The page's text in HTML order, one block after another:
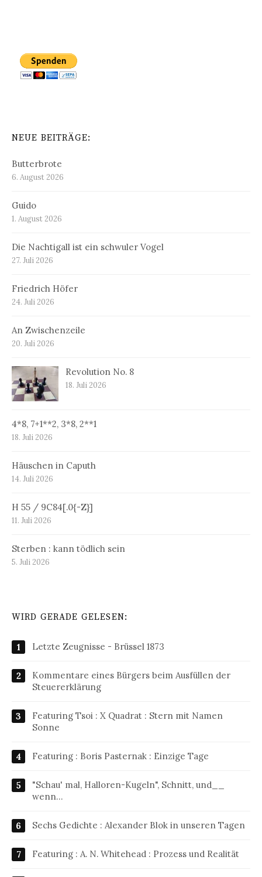
NEUE BEITRÄGE:
Butterbrote
6. August 2026
Guido
1. August 2026
Die Nachtigall ist ein schwuler Vogel
27. Juli 2026
Friedrich Höfer
24. Juli 2026
An Zwischenzeile
20. Juli 2026
Revolution No. 8
18. Juli 2026
4*8, 7+1**2, 3*8, 2**1
18. Juli 2026
Häuschen in Caputh
14. Juli 2026
H 55 / 9C84[.0{-Z}]
11. Juli 2026
Sterben : kann tödlich sein
5. Juli 2026
WIRD GERADE GELESEN:
Letzte Zeugnisse - Brüssel 1873
Kommentare eines Bürgers beim Ausfüllen der
Steuererklärung
Featuring Tsoi : X Quadrat : Stern mit Namen
Sonne
Featuring : Boris Pasternak : Einzige Tage
"Schau' mal, Halloren-Kugeln", Schnitt, und__
wenn…
Sechs Gedichte : Alexander Blok in unseren Tagen
Featuring : A. N. Whitehead : Prozess und Realität